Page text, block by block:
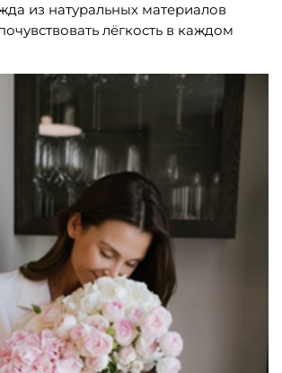
из натуральных материалов
лёгкость в каждом